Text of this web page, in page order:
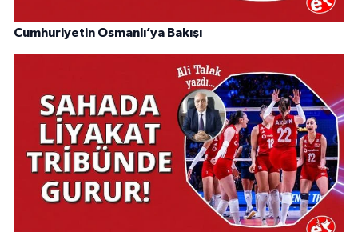
Cumhuriyetin Osmanlı’ya Bakışı